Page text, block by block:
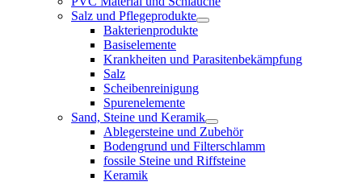
Salz und Pflegeprodukte
Bakterienprodukte
Basiselemente
Krankheiten und Parasitenbekämpfung
Salz
Scheibenreinigung
Spurenelemente
Sand, Steine und Keramik
Ablegersteine und Zubehör
Bodengrund und Filterschlamm
fossile Steine und Riffsteine
Keramik